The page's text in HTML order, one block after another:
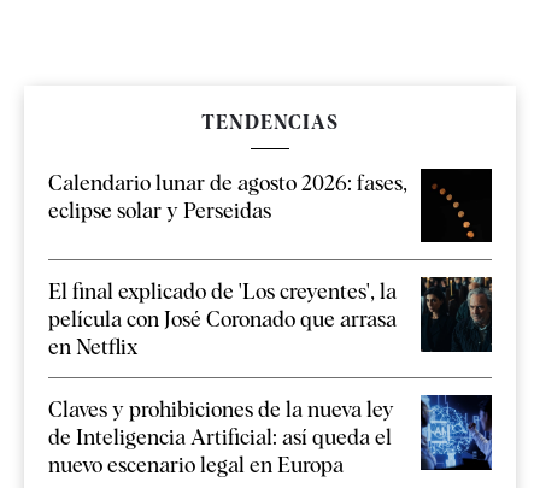
TENDENCIAS
Calendario lunar de agosto 2026: fases,
eclipse solar y Perseidas
El final explicado de 'Los creyentes', la
película con José Coronado que arrasa
en Netflix
Claves y prohibiciones de la nueva ley
de Inteligencia Artificial: así queda el
nuevo escenario legal en Europa